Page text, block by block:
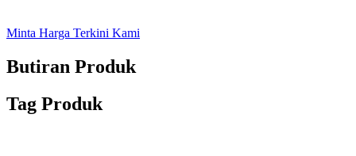
Minta Harga Terkini Kami
Butiran Produk
Tag Produk